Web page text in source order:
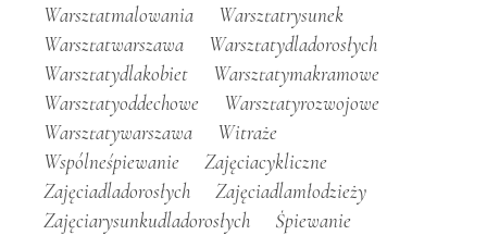
Warsztatmalowania
Warsztatrysunek
Warsztatwarszawa
Warsztatydladorosłych
Warsztatydlakobiet
Warsztatymakramowe
Warsztatyoddechowe
Warsztatyrozwojowe
Warsztatywarszawa
Witraże
Wspólneśpiewanie
Zajęciacykliczne
Zajęciadladorosłych
Zajęciadlamłodzieży
Zajęciarysunkudladorosłych
Śpiewanie